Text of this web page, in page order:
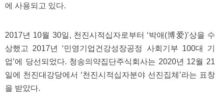
에 사용되고 있다.
2017년 10월 30일, 천진시적십자로부터 ‘박애(博爱)’상을 수
상했고 2017년 ‘민영기업건강성장공정 사회기부 100대 기
업’에 당선되었다. 청송의약집단주식회사는 2020년 12월 21
일에 천진대강당에서 ‘천진시적십자분야 선진집체’라는 표창
을 받았다.